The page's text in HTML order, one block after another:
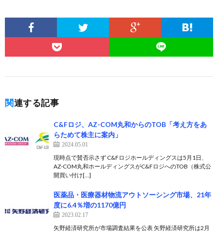
関連する記事
C&Fロジ、AZ-COM丸和からのTOB「考え方をあ
らためて株主に案内」
2024.05.01
現時点で賛否示さず C&Fロジホールディングスは5月1日、
AZ-COM丸和ホールディングスがC&FロジへのTOB（株式公
開買い付け[…]
医薬品・医療器材物流アウトソーシング市場、21年
度に6.4％増の1170億円
2023.02.17
矢野経済研究所が市場調査結果を公表 矢野経済研究所は2月